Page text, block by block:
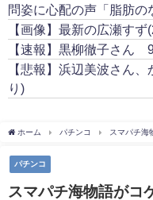
問姿に心配の声「脂肪の
【画像】最新の広瀬す
【速報】黒柳徹子さん
【悲報】浜辺美波さん
り)
ホーム パチンコ スマパチ海
パチンコ
スマパチ海物語がコ